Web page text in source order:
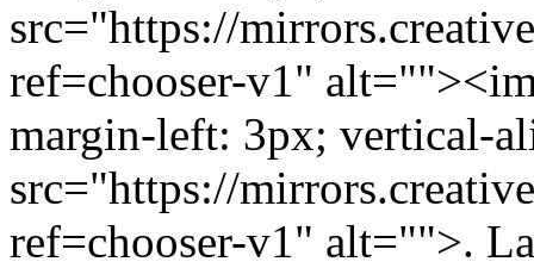
src="https://
ref=chooser-v1"
margin-left: 3px; vertical-
src="https://
ref=chooser-v1" alt="">.